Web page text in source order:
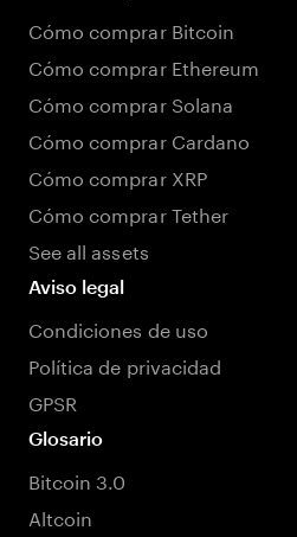
Cómo comprar Bitcoin
Cómo comprar Ethereum
Cómo comprar Solana
Cómo comprar Cardano
Cómo comprar XRP
Cómo comprar Tether
See all assets
Aviso legal
Condiciones de uso
Política de privacidad
GPSR
Glosario
Bitcoin 3.0
Altcoin